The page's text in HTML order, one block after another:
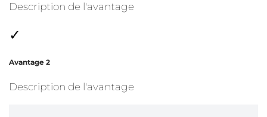
Description de l'avantage
✓
Avantage 2
Description de l'avantage